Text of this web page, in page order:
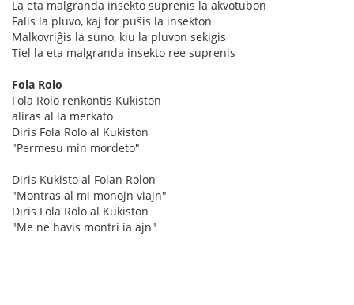
La eta malgranda insekto suprenis la akvotubon
Falis la pluvo, kaj for puŝis la insekton
Malkovriĝis la suno, kiu la pluvon sekigis
Tiel la eta malgranda insekto ree suprenis
Fola Rolo
Fola Rolo renkontis Kukiston
aliras al la merkato
Diris Fola Rolo al Kukiston
"Permesu min mordeto"
Diris Kukisto al Folan Rolon
"Montras al mi monojn viajn"
Diris Fola Rolo al Kukiston
"Me ne havis montri ia ajn"